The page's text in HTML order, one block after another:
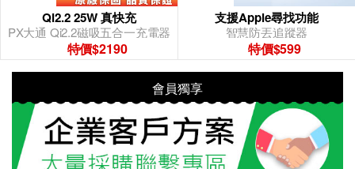
Qi2.2 25W 真快充
PX大通 Qi2.2磁吸五合一充電器
特價$2190
支援Apple尋找功能
智慧防丟追蹤器
特價$599
會員獨享